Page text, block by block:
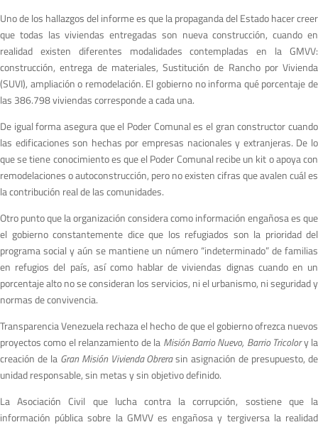
Uno de los hallazgos del informe es que la propaganda del Estado hacer creer
que todas las viviendas entregadas son nueva construcción, cuando en
realidad existen diferentes modalidades contempladas en la GMVV:
construcción, entrega de materiales, Sustitución de Rancho por Vivienda
(SUVI), ampliación o remodelación. El gobierno no informa qué porcentaje de
las 386.798 viviendas corresponde a cada una.
De igual forma asegura que el Poder Comunal es el gran constructor cuando
las edificaciones son hechas por empresas nacionales y extranjeras. De lo
que se tiene conocimiento es que el Poder Comunal recibe un kit o apoya con
remodelaciones o autoconstrucción, pero no existen cifras que avalen cuál es
la contribución real de las comunidades.
Otro punto que la organización considera como información engañosa es que
el gobierno constantemente dice que los refugiados son la prioridad del
programa social y aún se mantiene un número “indeterminado” de familias
en refugios del país, así como hablar de viviendas dignas cuando en un
porcentaje alto no se consideran los servicios, ni el urbanismo, ni seguridad y
normas de convivencia.
Transparencia Venezuela rechaza el hecho de que el gobierno ofrezca nuevos
proyectos como el relanzamiento de la Misión Barrio Nuevo, Barrio Tricolory la
creación de la Gran Misión Vivienda Obrerasin asignación de presupuesto, de
unidad responsable, sin metas y sin objetivo definido.
La Asociación Civil que lucha contra la corrupción, sostiene que la
información pública sobre la GMVV es engañosa y tergiversa la realidad